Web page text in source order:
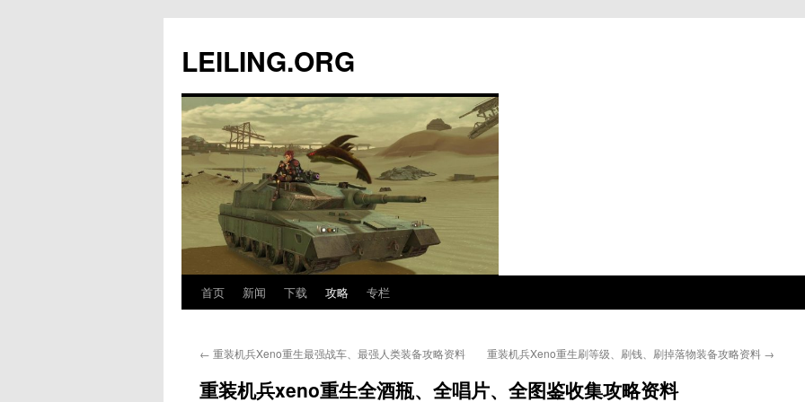
文
LEILING.ORG
首页 新闻 下载 攻略 专栏
← 重装机兵Xeno重生最强战车、最强人类装备攻略资料 重装机兵Xeno重生刷等级、刷钱、刷掉落物装备攻略资料 →
重装机兵xeno重生全酒瓶、全唱片、全图鉴收集攻略资料